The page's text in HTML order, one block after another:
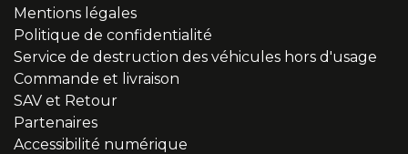
Mentions légales
Politique de confidentialité
Service de destruction des véhicules hors d'usage
Commande et livraison
SAV et Retour
Partenaires
Accessibilité numérique